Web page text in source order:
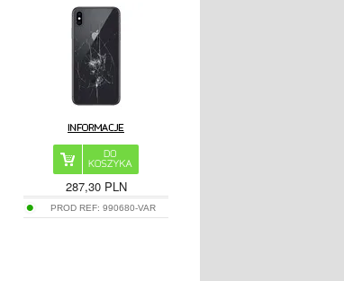
287,30 PLN
PROD REF: 990680-VAR